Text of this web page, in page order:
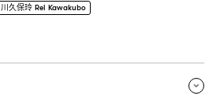
川久保玲 Rei Kawakubo